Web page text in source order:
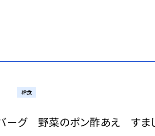
給食
ーグ 野菜のポン酢あえ す